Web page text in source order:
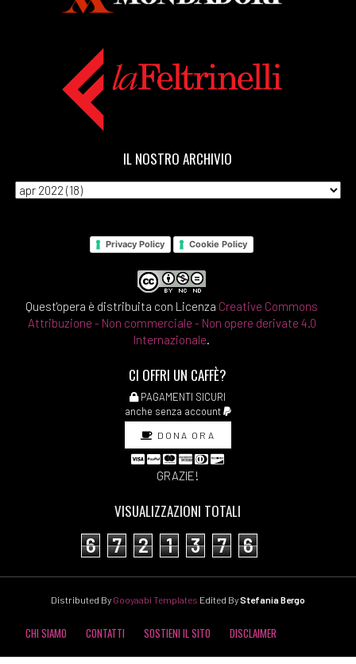
IL NOSTRO ARCHIVIO
Privacy Policy Cookie Policy
Quest'opera è distribuita con Licenza Creative Commons
Attribuzione - Non commerciale - Non opere derivate 4.0
Internazionale.
CI OFFRI UN CAFFÈ?
PAGAMENTI SICURI
anche senza account
DONA ORA
GRAZIE!
VISUALIZZAZIONI TOTALI
6 7 2 1 3 7 6
Distributed By Gooyaabi Templates Edited ByStefania Bergo
CHI SIAMO CONTATTI SOSTIENI IL SITO DISCLAIMER